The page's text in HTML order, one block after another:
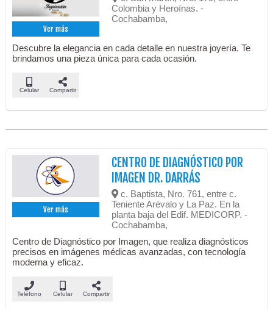
Ver más
Colombia y Heroínas. -
Cochabamba,
Descubre la elegancia en cada detalle en nuestra joyería. Te
brindamos una pieza única para cada ocasión.
Celular Compartir
Ver más
CENTRO DE DIAGNÓSTICO POR
IMAGEN DR. DARRÁS
c. Baptista, Nro. 761, entre c.
Teniente Arévalo y La Paz. En la
planta baja del Edif. MEDICORP. -
Cochabamba,
Centro de Diagnóstico por Imagen, que realiza diagnósticos
precisos en imágenes médicas avanzadas, con tecnología
moderna y eficaz.
Teléfono Celular Compartir